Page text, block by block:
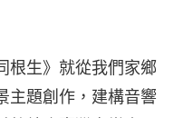
根生》就從我們家鄉
主題創作，建構音響